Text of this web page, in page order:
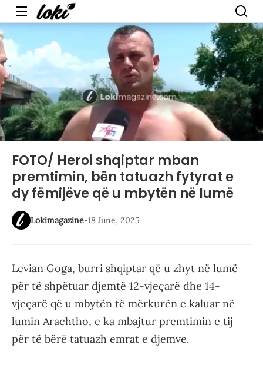
Menu
FOTO/ Heroi shqiptar mban
premtimin, bën tatuazh fytyrat e
dy fëmijëve që u mbytën në lumë
Lokimagazine-18 June, 2025
Levian Goga, burri shqiptar që u zhyt në lumë
për të shpëtuar djemtë 12-vjeçarë dhe 14-
vjeçarë që u mbytën të mërkurën e kaluar në
lumin Arachtho, e ka mbajtur premtimin e tij
për të bërë tatuazh emrat e djemve.